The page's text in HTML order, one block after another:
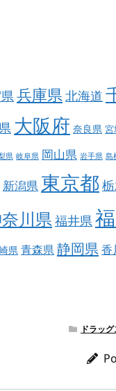
兵庫県北海道
大阪府 奈良県 宮
県 岐阜県 岡山県 岩手県 島
新潟県 東京都
川県 福井県
県 青森県静岡県 香
ドラッ